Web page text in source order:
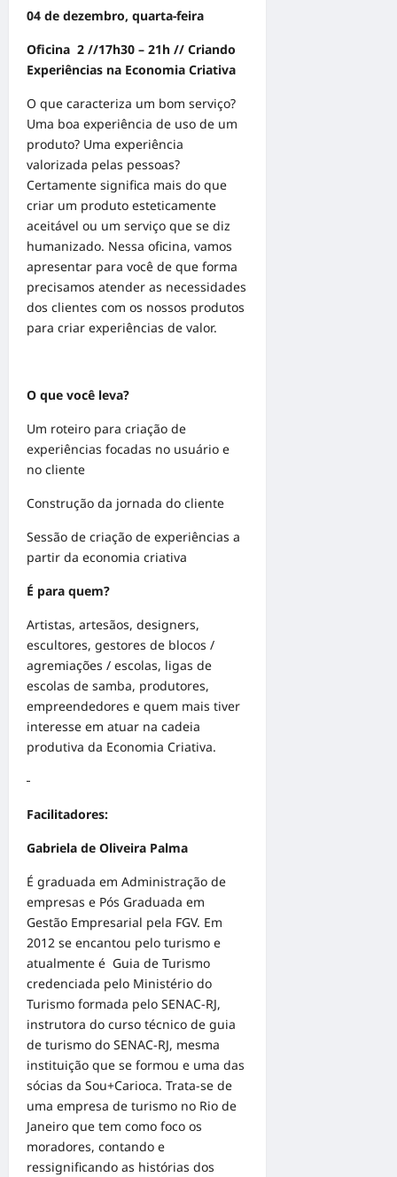
04 de dezembro, quarta-feira
Oﬁcina 2 //17h30 – 21h // Criando
Experiências na Economia Criativa
O que caracteriza um bom serviço?
Uma boa experiência de uso de um
produto? Uma experiência
valorizada pelas pessoas?
Certamente significa mais do que
criar um produto esteticamente
aceitável ou um serviço que se diz
humanizado. Nessa oficina, vamos
apresentar para você de que forma
precisamos atender as necessidades
dos clientes com os nossos produtos
para criar experiências de valor.
O que você leva?
Um roteiro para criação de
experiências focadas no usuário e
no cliente
Construção da jornada do cliente
Sessão de criação de experiências a
partir da economia criativa
É para quem?
Artistas, artesãos, designers,
escultores, gestores de blocos /
agremiações / escolas, ligas de
escolas de samba, produtores,
empreendedores e quem mais tiver
interesse em atuar na cadeia
produtiva da Economia Criativa.
Facilitadores:
Gabriela de Oliveira Palma
É graduada em Administração de
empresas e Pós Graduada em
Gestão Empresarial pela FGV. Em
2012 se encantou pelo turismo e
atualmente é Guia de Turismo
credenciada pelo Ministério do
Turismo formada pelo SENAC-RJ,
instrutora do curso técnico de guia
de turismo do SENAC-RJ, mesma
instituição que se formou e uma das
sócias da Sou+Carioca. Trata-se de
uma empresa de turismo no Rio de
Janeiro que tem como foco os
moradores, contando e
ressignificando as histórias dos